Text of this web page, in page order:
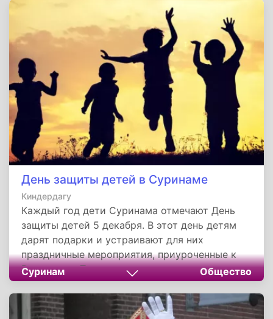
Знатные родители Михаила принадлежали к
числу первых христиан болгарских. Таковым
же христианином с детства был и Михаил,
которого родители и знакомые называли:
святое дитя, за его благочестие.
День защиты детей в Суринаме
Киндердагу
Каждый год дети Суринама отмечают День
защиты детей 5 декабря. В этот день детям
дарят подарки и устраивают для них
праздничные мероприятия, приуроченные к
Рождеству. Традиции и история этого
праздника не имеют ничего общего с Днем
защиты детей в других странах мира.
Суринам Общество